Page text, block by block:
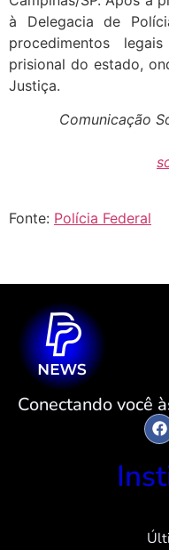
à Delegacia de
procedimentos
prisional do estado,
Justiça.
Comunicação
Fonte: Polícia Federal
Conectando você